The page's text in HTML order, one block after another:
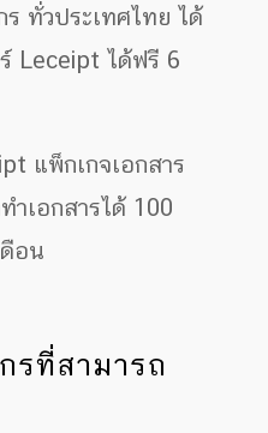
ทั่วประเทศไทย ได้
Leceipt ได้ฟรี 6
แพ็กเกจเอกสาร
เอกสารได้ 100
อน
ที่สามารถ